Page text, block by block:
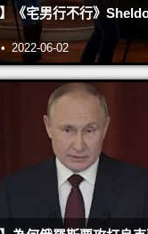
《宅男行不行》
2022-06-02